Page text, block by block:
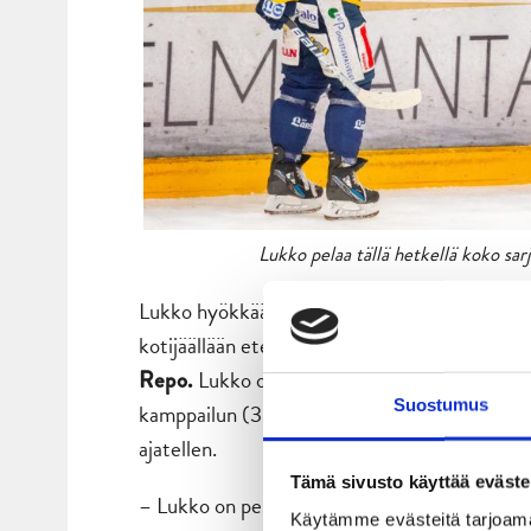
Suostumus
Tämä sivusto käyttää
Käytämme evästeitä
Lukko pelaa tällä hetkellä koko
Lukko hyökkää keskiviikon mittelöön allaan
kotijäällään etevämpi maalein 4-2.
Repo.Lukko on pelannut kuluvalla kaudella
kamppailun (3-4 KalPa). Siinäpä siis
ajatellen.
– Lukko on perinteisesti ollut vahva